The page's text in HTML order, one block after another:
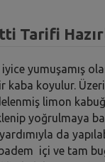
Tarifi
iyice yumuşamış
kaba koyulur.
limon
yoğrulmaya
da
içi ve tam